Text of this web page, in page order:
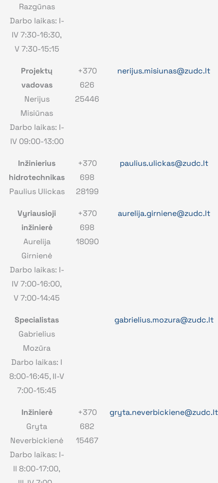
Razgūnas
Darbo laikas: I-
IV 7:30-16:30,
V 7:30-15:15
Projektų
vadovas
Nerijus
Misiūnas
Darbo laikas: I-
IV 09:00-13:00
+370
626
25446
nerijus.misiunas@zudc.lt
Inžinierius
hidrotechnikas
Paulius Ulickas
+370
698
28199
paulius.ulickas@zudc.lt
Vyriausioji
inžinierė
Aurelija
Girnienė
Darbo laikas: I-
IV 7:00-16:00,
V 7:00-14:45
+370
698
18090
aurelija.girniene@zudc.lt
Specialistas
Gabrielius
Mozūra
Darbo laikas: I
8:00-16:45, II-V
7:00-15:45
gabrielius.mozura@zudc.lt
Inžinierė
Gryta
Neverbickienė
Darbo laikas: I-
II 8:00-17:00,
+370
682
15467
gryta.neverbickiene@zudc.lt